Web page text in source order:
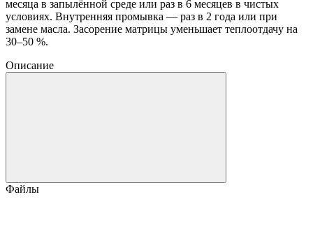
месяца в запылённой среде или раз в 6 месяцев в чистых
условиях. Внутренняя промывка — раз в 2 года или при
замене масла. Засорение матрицы уменьшает теплоотдачу на
30–50 %.
Описание
Файлы